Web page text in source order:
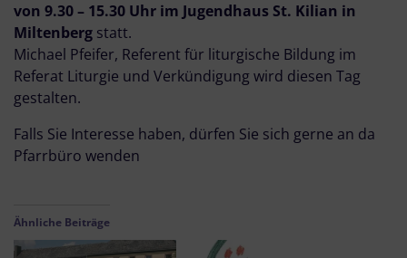
von 9.30 – 15.30 Uhr im Jugendhaus St. Kilian in
Miltenberg statt.
Michael Pfeifer, Referent für liturgische Bildung im
Referat Liturgie und Verkündigung wird diesen Tag
gestalten.
Falls Sie Interesse haben, dürfen Sie sich gerne an da
Pfarrbüro wenden
Ähnliche Beiträge